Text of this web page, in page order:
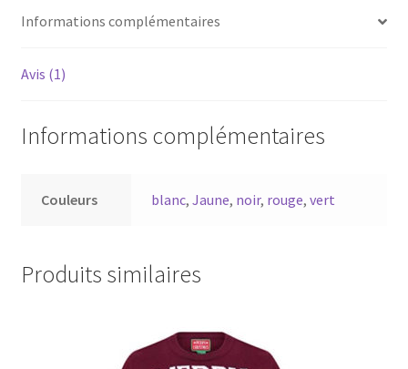
Informations complémentaires
Avis (1)
Informations complémentaires
Couleurs blanc,Jaune, noir, rouge,vert
Produits similaires